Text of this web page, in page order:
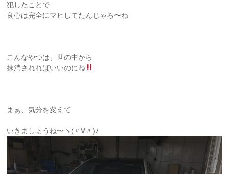
犯したことで
良心は完全にマヒしてたんじゃろ〜ね
こんなやつは、世の中から
抹消されればいいのにね
まぁ、気分を変えて
いきましょうね〜ヽ(〃∀〃)ﾉ